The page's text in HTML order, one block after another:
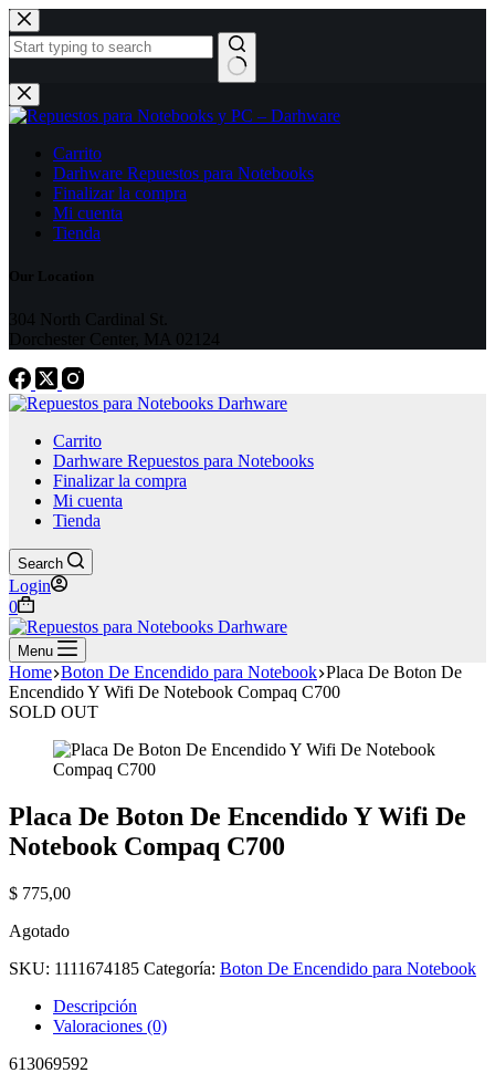
Skip
to
content
No
results
Carrito
Darhware Repuestos para Notebooks
Finalizar la compra
Mi cuenta
Tienda
Our Location
304 North Cardinal St.
Dorchester Center, MA 02124
Carrito
Darhware Repuestos para Notebooks
Finalizar la compra
Mi cuenta
Tienda
Search
Login
Shopping
cart
0
Menu
Home Boton De Encendido para Notebook Placa De Boton De
Encendido Y Wifi De Notebook Compaq C700
SOLD OUT
Placa De Boton De Encendido Y Wifi De
Notebook Compaq C700
$ 775,00
Agotado
SKU: 1111674185 Categoría: Boton De Encendido para Notebook
Descripción
Valoraciones (0)
613069592